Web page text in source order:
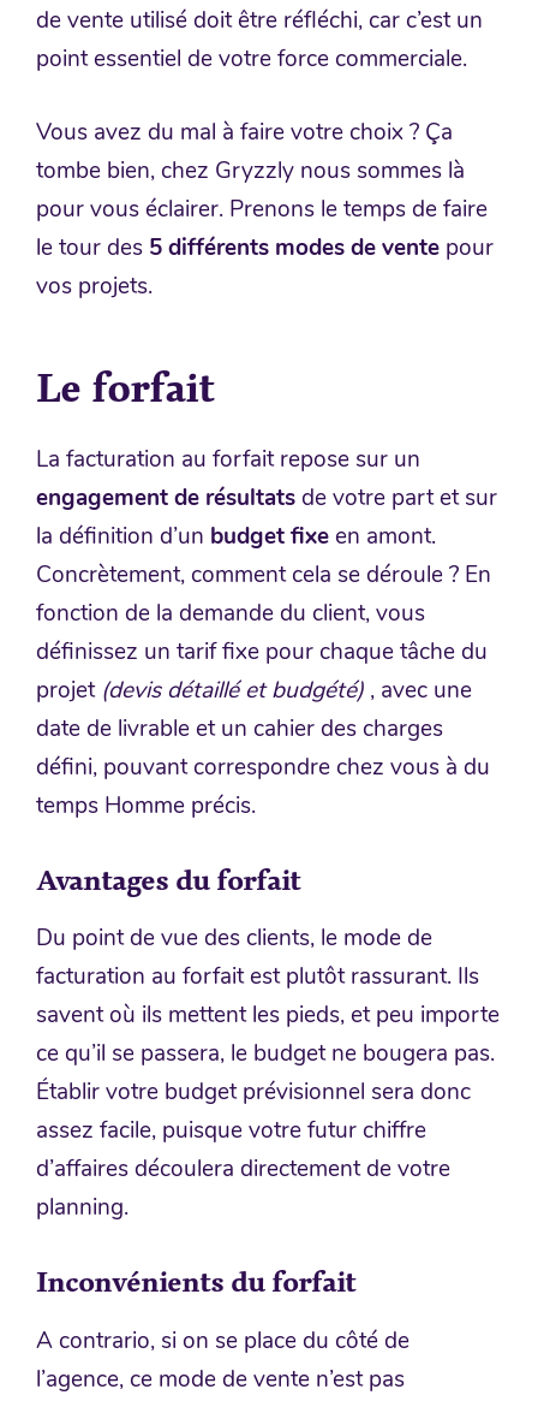
de vente utilisé doit être réfléchi, car c’est un
point essentiel de votre force commerciale.
Vous avez du mal à faire votre choix ? Ça
tombe bien, chez Gryzzly nous sommes là
pour vous éclairer. Prenons le temps de faire
le tour des 5 différents modes de vente pour
vos projets.
Le forfait
La facturation au forfait repose sur un
engagement de résultats de votre part et sur
la définition d’un budget fixe en amont.
Concrètement, comment cela se déroule ? En
fonction de la demande du client, vous
définissez un tarif fixe pour chaque tâche du
projet (devis détaillé et budgété) , avec une
date de livrable et un cahier des charges
défini, pouvant correspondre chez vous à du
temps Homme précis.
Avantages du forfait
Du point de vue des clients, le mode de
facturation au forfait est plutôt rassurant. Ils
savent où ils mettent les pieds, et peu importe
ce qu’il se passera, le budget ne bougera pas.
Établir votre budget prévisionnel sera donc
assez facile, puisque votre futur chiffre
d’affaires découlera directement de votre
planning.
Inconvénients du forfait
A contrario, si on se place du côté de
l’agence, ce mode de vente n’est pas